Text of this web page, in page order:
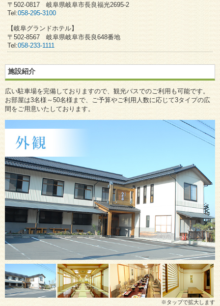
〒502-0817 岐阜県岐阜市長良福光2695-2
Tel:058-295-3100
【岐阜グランドホテル】
〒502-8567 岐阜県岐阜市長良648番地
Tel:058-233-1111
施設紹介
広い駐車場を完備しておりますので、観光バスでのご利用も可能です。
お部屋は3名様～50名様まで、ご予算やご利用人数に応じて3タイプの広
間をご用意いたしております。
※タップで拡大します